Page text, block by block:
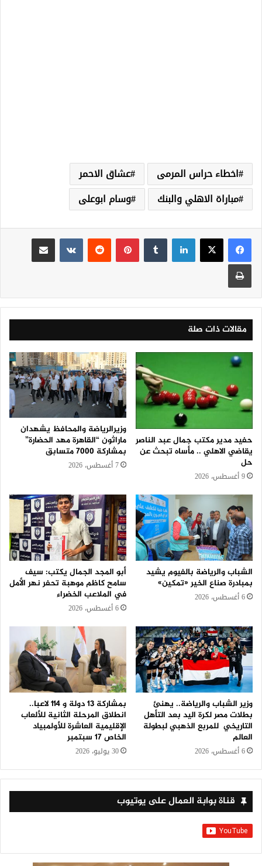
اخطاء حراس المرمى
عشاق الاحمر
مباراة الاهلي والبنك
وسام ابوعلى
لينكدإن بينتيريست
مقالات ذات صلة
حفيد مدير مكتب جمال عبد الناصر
يقاضي الاهلي .. مأساه تبحث عن
حل
9 أغسطس، 2026
وزيرالرياضة والمحافظ يشهدان
ماراثون “القاهرة مهد الحضارة”
بمشاركة 7000 متسابق
7 أغسطس، 2026
الشباب والرياضة بالفيوم يشيد
بمبادرة صناع الخير «تمكين»
6 أغسطس، 2026
أبو المجد الجمال يكتب: سيف
سامح كاظم موهبة تحفر نهر الأمل
في الملاعب الخضراء
6 أغسطس، 2026
وزير الشباب والرياضة.. يهنئ
بطلات مصر لكرة اليد بعد التأهل
التاريخي للمربع الذهبي لبطولة
العالم
6 أغسطس، 2026
بمشاركة 13 دولة و ١١٤ لاعبا..
انطلاق المرحلة الثانية للألعاب
الإقليمية العاشرة للأولمبياد
الخاص 17 سبتمبر
30 يوليو، 2026
قناة بوابة العمال على يوتيوب